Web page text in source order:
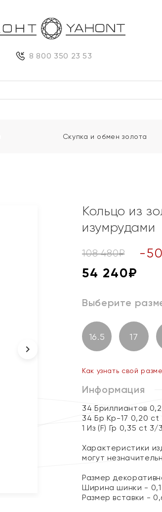
8 800 350 23 53
Скупка и обмен золота
Кольцо из
изумрудами
108 480₽ -50
54 240₽
Выберите
16.5 17
Как узнать свой
Информация
34 Бриллиантов
34 Бр Кр-17 0,20
1 Из (F) Гр 0,35 ct 3/3
Характеристики
могут
Размер
Ширина шинки -
Размер вставки -